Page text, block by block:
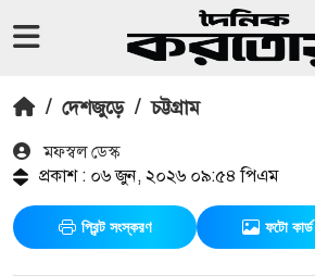
/ দেশজুড়ে / চট্টগ্রাম
মফস্বল ডেস্ক
প্রকাশ : ০৬ জুন, ২০২৬ ০৯:৫৪ পিএম
প্রিন্ট সংস্করণ ফটো কার্ড